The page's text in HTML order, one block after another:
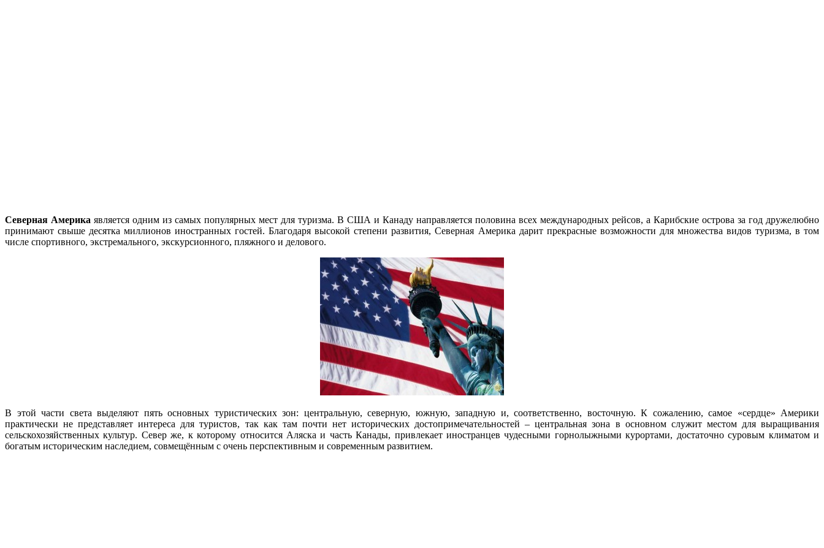
Северная Америка является одним из самых популярных мест для туризма. В США и Канаду направляется половина всех международных рейсов, а Карибские острова за год дружелюбно
принимают свыше десятка миллионов иностранных гостей. Благодаря высокой степени развития, Северная Америка дарит прекрасные возможности для множества видов туризма, в том
числе спортивного, экстремального, экскурсионного, пляжного и делового.
В этой части света выделяют пять основных туристических зон: центральную, северную, южную, западную и, соответственно, восточную. К сожалению, самое «сердце» Америки
практически не представляет интереса для туристов, так как там почти нет исторических достопримечательностей – центральная зона в основном служит местом для выращивания
сельскохозяйственных культур. Север же, к которому относится Аляска и часть Канады, привлекает иностранцев чудесными горнолыжными курортами, достаточно суровым климатом и
богатым историческим наследием, совмещённым с очень перспективным и современным развитием.